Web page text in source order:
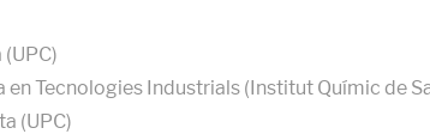
en Tecnologies Industrials (Institut Químic de
(UPC)